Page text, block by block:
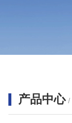
产品中心 /